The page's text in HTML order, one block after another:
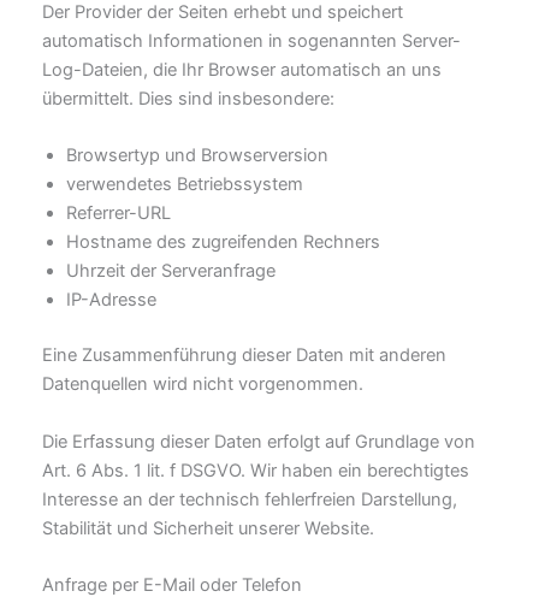
Der Provider der Seiten erhebt und speichert
automatisch Informationen in sogenannten Server-
Log-Dateien, die Ihr Browser automatisch an uns
übermittelt. Dies sind insbesondere:
Browsertyp und Browserversion
verwendetes Betriebssystem
Referrer-URL
Hostname des zugreifenden Rechners
Uhrzeit der Serveranfrage
IP-Adresse
Eine Zusammenführung dieser Daten mit anderen
Datenquellen wird nicht vorgenommen.
Die Erfassung dieser Daten erfolgt auf Grundlage von
Art. 6 Abs. 1 lit. f DSGVO. Wir haben ein berechtigtes
Interesse an der technisch fehlerfreien Darstellung,
Stabilität und Sicherheit unserer Website.
Anfrage per E-Mail oder Telefon